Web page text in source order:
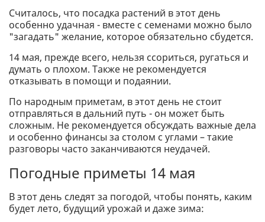
Считалось, что посадка растений в этот день
особенно удачная - вместе с семенами можно было
"загадать" желание, которое обязательно сбудется.
14 мая, прежде всего, нельзя ссориться, ругаться и
думать о плохом. Также не рекомендуется
отказывать в помощи и подаянии.
По народным приметам, в этот день не стоит
отправляться в дальний путь - он может быть
сложным. Не рекомендуется обсуждать важные дела
и особенно финансы за столом с углами – такие
разговоры часто заканчиваются неудачей.
Погодные приметы 14 мая
В этот день следят за погодой, чтобы понять, каким
будет лето, будущий урожай и даже зима: